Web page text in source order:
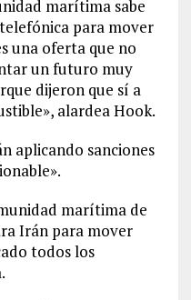
marítima sabe
para mover
una oferta que no
un futuro muy
dijeron que sí a
alardea Hook.
aplicando sanciones
marítima de
Irán para mover
todos los